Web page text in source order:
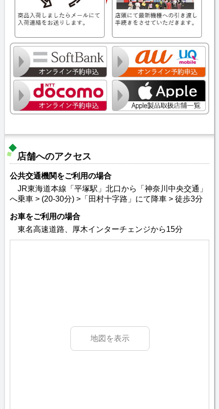
店舗へのアクセス
公共交通機関をご利用の場合
JR東海道本線「平塚駅」北口から「神奈川中央交通」
へ乗車 > (20-30分) >「田村十字路」にて降車 > 徒歩3分
お車をご利用の場合
東名高速道路、厚木インターチェンジから15分
地図を表示